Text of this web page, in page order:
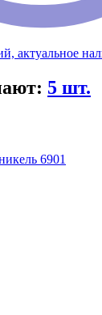
актуальное
5 шт.
6901